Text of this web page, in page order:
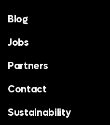
Blog
Jobs
Partners
Contact
Sustainability